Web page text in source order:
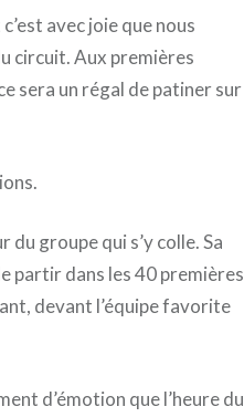
avec joie que nous
circuit. Aux premières
sera un régal de patiner sur
du groupe qui s’y colle. Sa
partir dans les 40 premières
devant l’équipe favorite
d’émotion que l’heure du